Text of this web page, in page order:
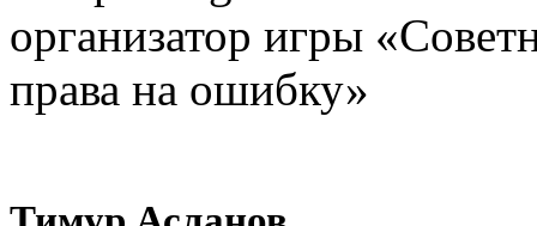
организатор игры
права на ошибку»